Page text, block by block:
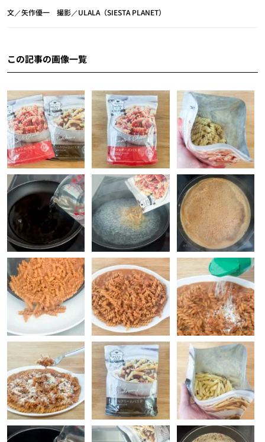
文／矢作優一 撮影／ULALA（SIESTA PLANET）
この記事の画像一覧